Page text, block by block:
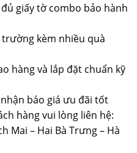
giấy tờ combo bảo hành
kèm nhiều quà
hàng và lắp đặt chuẩn kỹ
báo giá ưu đãi tốt
hàng vui lòng liên hệ:
Mai – Hai Bà Trưng – Hà